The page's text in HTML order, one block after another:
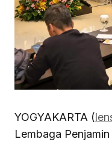
YOGYAKARTA (
Lembaga